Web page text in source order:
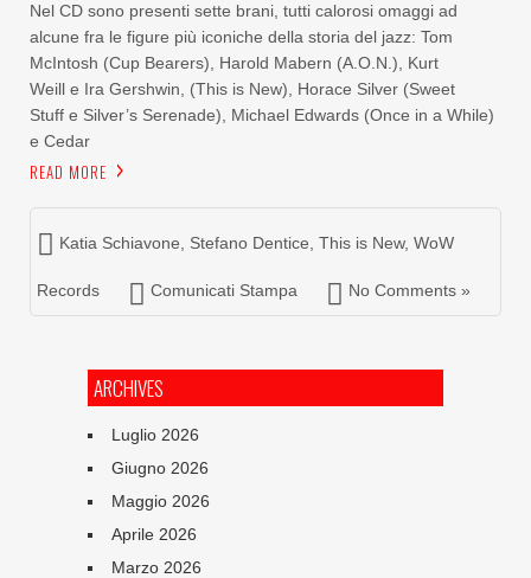
Nel CD sono presenti sette brani, tutti calorosi omaggi ad
alcune fra le figure più iconiche della storia del jazz: Tom
McIntosh (Cup Bearers), Harold Mabern (A.O.N.), Kurt
Weill e Ira Gershwin, (This is New), Horace Silver (Sweet
Stuff e Silver’s Serenade), Michael Edwards (Once in a While)
e Cedar
READ MORE
Katia Schiavone Stefano Dentice This is New, WoW
Records Comunicati Stampa No Comments »
ARCHIVES
Luglio 2026
Giugno 2026
Maggio 2026
Aprile 2026
Marzo 2026